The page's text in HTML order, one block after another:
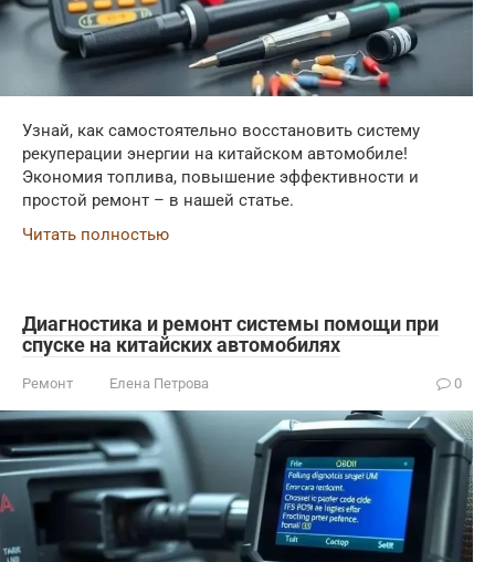
Узнай, как самостоятельно восстановить систему
рекуперации энергии на китайском автомобиле!
Экономия топлива, повышение эффективности и
простой ремонт – в нашей статье.
Читать полностью
Диагностика и ремонт системы помощи при
спуске на китайских автомобилях
Ремонт Елена Петрова 0